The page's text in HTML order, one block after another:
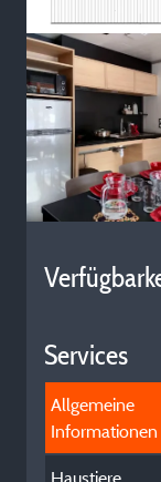
Services
Allgemeine
Informationen
Haustiere